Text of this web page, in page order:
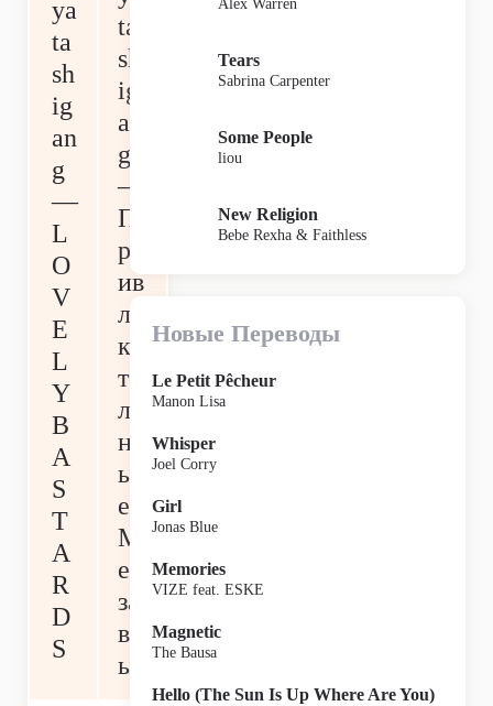
‎ya
ta
sh
ig
an
g
—
L
O
V
E
L
Y
B
A
S
T
A
R
D
S
ta
sh
ig
an
g
—
П
р
ив
ле
ка
те
ль
н
ы
е
М
ер
за
вц
ы
Alex Warren
Tears
Sabrina Carpenter
Some People
liou
New Religion
Bebe Rexha & Faithless
Новые Переводы
Le Petit Pêcheur
Manon Lisa
Whisper
Joel Corry
Girl
Jonas Blue
Memories
VIZE feat. ESKE
Magnetic
The Bausa
Hello (The Sun Is Up Where Are You)